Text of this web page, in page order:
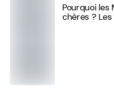
Pourquoi les
chères ?